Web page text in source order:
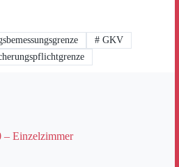
# GKV
– Einzelzimmer